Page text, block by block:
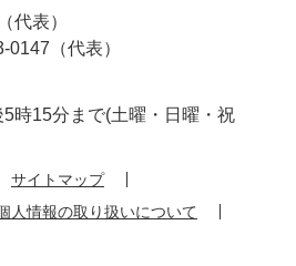
代表）
（代表）
時15分まで(土曜・日曜・祝
サイトマップ
人情報の取り扱いについて